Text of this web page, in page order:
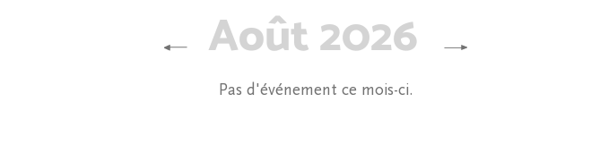
Août 2026
Pas d'événement ce mois-ci.